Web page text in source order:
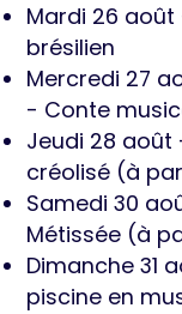
Mardi 26
brésilien
Mercredi 27
- Conte
Jeudi 28 août
créolisé (à
Samedi 30
Métissée (à
Dimanche 31
piscine en